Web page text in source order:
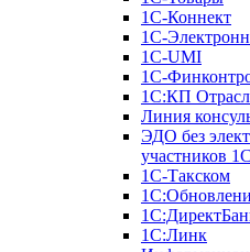
1С-Коннект
1С-
1C-UMI
1С-
1С:КП
Линия
ЭДО без
участников
1С-Такском
1С:Линк